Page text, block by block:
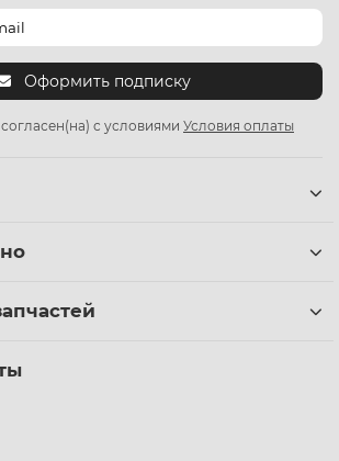
Оформить подписку
с условиями Условия оплаты